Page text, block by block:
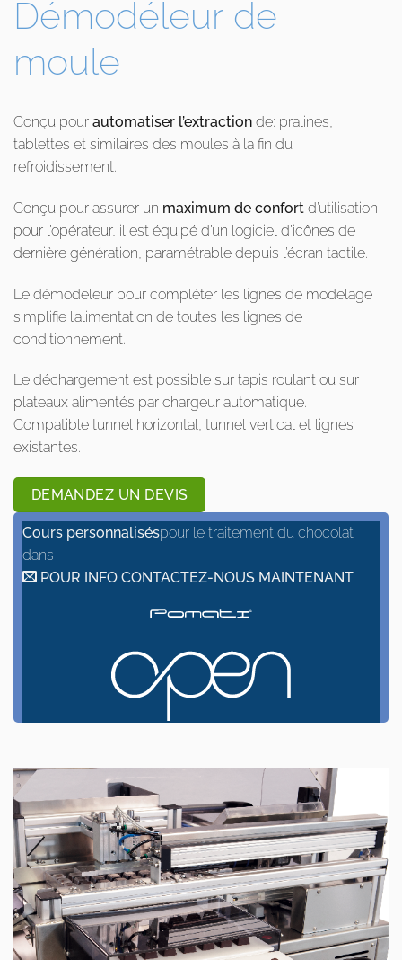
Démodéleur de
moule
Conçu pour automatiser l’extraction de: pralines,
tablettes et similaires des moules à la fin du
refroidissement.
Conçu pour assurer un maximum de confort d’utilisation
pour l’opérateur, il est équipé d’un logiciel d’icônes de
dernière génération, paramétrable depuis l’écran tactile.
Le démodeleur pour compléter les lignes de modelage
simplifie l’alimentation de toutes les lignes de
conditionnement.
Le déchargement est possible sur tapis roulant ou sur
plateaux alimentés par chargeur automatique.
Compatible tunnel horizontal, tunnel vertical et lignes
existantes.
DEMANDEZ UN DEVIS
Cours personnaliséspour le traitement du chocolat
dans
POUR INFO CONTACTEZ-NOUS MAINTENANT